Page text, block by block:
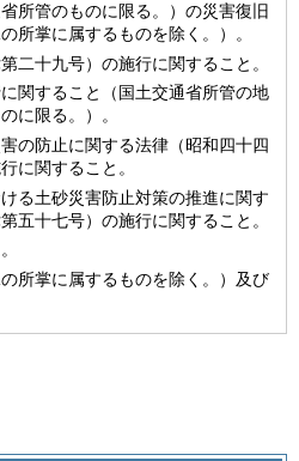
所管のものに限る。）の災害復旧
所掌に属するものを除く。）。
二十九号）の施行に関すること。
関すること（国土交通省所管の地
に限る。）。
の防止に関する法律（昭和四十四
に関すること。
る土砂災害防止対策の推進に関す
五十七号）の施行に関すること。
所掌に属するものを除く。）及び